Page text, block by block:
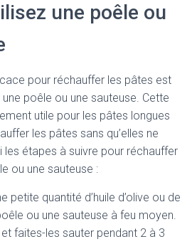
une poêle ou
pour réchauffer les pâtes est
poêle ou une sauteuse. Cette
utile pour les pâtes longues
les pâtes sans qu’elles ne
les étapes à suivre pour réchauffer
ou une sauteuse :
petite quantité d’huile d’olive ou de
ou une sauteuse à feu moyen.
faites-les sauter pendant 2 à 3